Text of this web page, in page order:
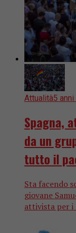
Attualità5 anni
Spagna,
da un
tutto il
Sta facendo
giovane
attivista per i